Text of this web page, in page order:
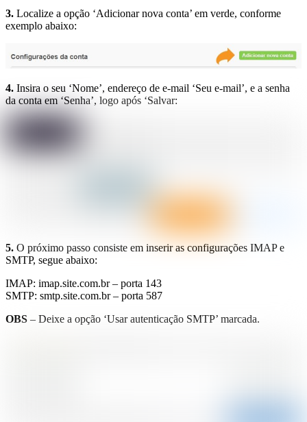
3. Localize a opção ‘Adicionar nova conta’ em verde, conforme
exemplo abaixo:
4. Insira o seu ‘Nome’, endereço de e-mail ‘Seu e-mail’, e a senha
da conta em ‘Senha’, logo após ‘Salvar:
5. O próximo passo consiste em inserir as configurações IMAP e
SMTP, segue abaixo:
IMAP: imap.site.com.br – porta 143
SMTP: smtp.site.com.br – porta 587
OBS – Deixe a opção ‘Usar autenticação SMTP’ marcada.